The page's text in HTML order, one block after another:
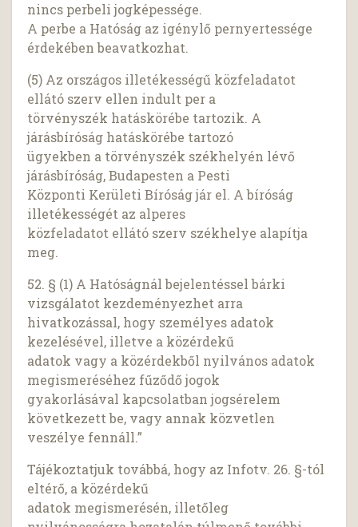
nincs perbeli jogképessége.
A perbe a Hatóság az igénylő pernyertessége
érdekében beavatkozhat.
(5) Az országos illetékességű közfeladatot
ellátó szerv ellen indult per a
törvényszék hatáskörébe tartozik. A
járásbíróság hatáskörébe tartozó
ügyekben a törvényszék székhelyén lévő
járásbíróság, Budapesten a Pesti
Központi Kerületi Bíróság jár el. A bíróság
illetékességét az alperes
közfeladatot ellátó szerv székhelye alapítja
meg.
52. § (1) A Hatóságnál bejelentéssel bárki
vizsgálatot kezdeményezhet arra
hivatkozással, hogy személyes adatok
kezelésével, illetve a közérdekű
adatok vagy a közérdekből nyilvános adatok
megismeréséhez fűződő jogok
gyakorlásával kapcsolatban jogsérelem
következett be, vagy annak közvetlen
veszélye fennáll.”
Tájékoztatjuk továbbá, hogy az Infotv. 26. §-tól
eltérő, a közérdekű
adatok megismerésén, illetőleg